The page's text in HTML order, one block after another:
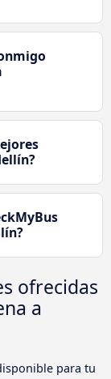
ofrecidas
a
para tu